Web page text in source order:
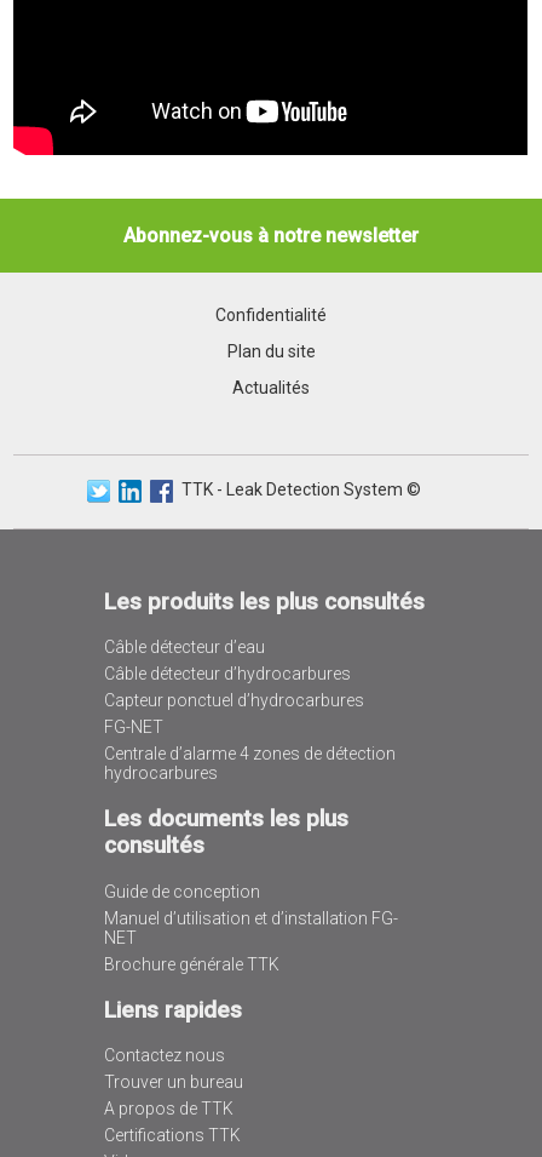
Abonnez-vous à notre newsletter
Confidentialité
Plan du site
Actualités
TTK - Leak Detection System ©
Les produits les plus consultés
Câble détecteur d’eau
Câble détecteur d’hydrocarbures
Capteur ponctuel d’hydrocarbures
FG-NET
Centrale d’alarme 4 zones de détection
hydrocarbures
Les documents les plus
consultés
Guide de conception
Manuel d’utilisation et d’installation FG-
NET
Brochure générale TTK
Liens rapides
Contactez nous
Trouver un bureau
A propos de TTK
Certifications TTK